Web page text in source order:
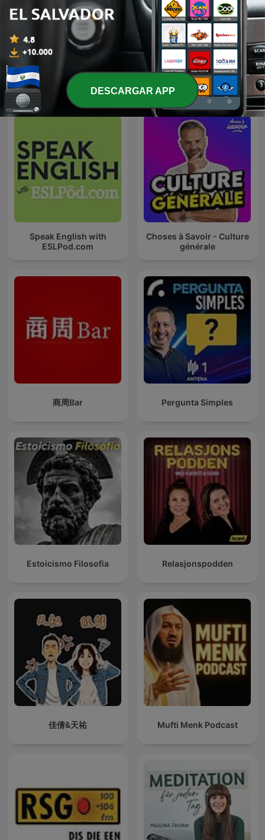
Superación personal You Should Know
Más podcasts internacionales de
Educación
Speak English with
ESLPod.com
Choses à Savoir - Culture
générale
商周Bar Pergunta Simples
Estoicismo Filosofia Relasjonspodden
佳倩&天祐 Mufti Menk Podcast
DESCARGAR APP